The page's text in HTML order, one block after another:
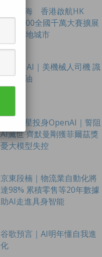
創科出海 香港啟航HK
Tech 300全國千萬大賽擴展
至16內地城市
Figure AI｜美機械人司機 識
扭軚踩油
數學新星投身OpenAI｜誓阻
AI滅世 齊默曼剛獲菲爾茲獎
憂大模型失控
京東段楠｜物流業自動化將
達98% 累積零售等20年數據
助AI走進具身智能
谷歌預言｜AI明年懂自我進
化